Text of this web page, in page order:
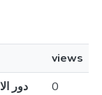
views
دور
0